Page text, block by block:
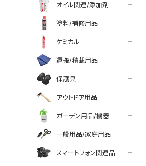
オイル関連/添加剤
塗料/補修用品
ケミカル
運搬/積載用品
保護具
アウトドア用品
ガーデン用品/機器
一般用品/家庭用品
スマートフォン関連品